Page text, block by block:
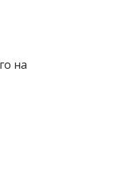
на